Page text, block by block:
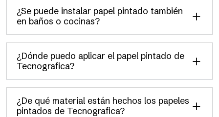
¿Se puede instalar papel pintado también
en baños o cocinas?
¿Dónde puedo aplicar el papel pintado de
Tecnografica?
¿De qué material están hechos los papeles
pintados de Tecnografica?